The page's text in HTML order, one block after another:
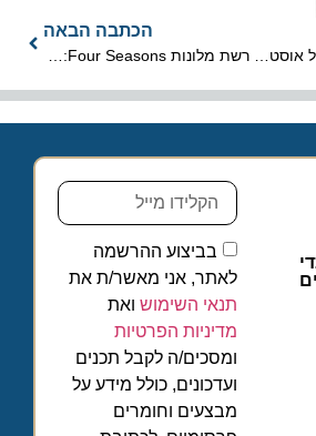
מטוס 787-9 ראשון של אוסטריאן איירליינס המריא היום מוינה לניו יורק
הכתבה הבאה
רשת מלונות Four Seasons: פתיחה מחודשת של שני בתי מלון
בביצוע ההרשמה
לאתר, אני מאשר/ת את
תנאי השימושואת
מדיניות הפרטיות
ומסכים/ה לקבל תכנים
ועדכונים, כולל מידע על
מבצעים וחומרים